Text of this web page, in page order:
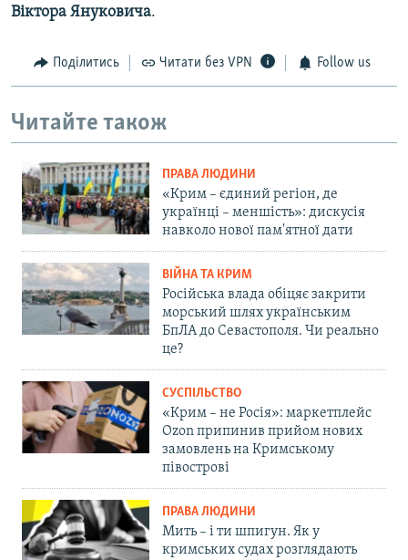
Віктора Януковича.
Поділитись Читати без VPN Follow us
Читайте також
ПРАВА ЛЮДИНИ
«Крим – єдиний регіон, де
українці – меншість»: дискусія
навколо нової пам'ятної дати
ВІЙНА ТА КРИМ
Російська влада обіцяє закрити
морський шлях українським
БпЛА до Севастополя. Чи реально
це?
СУСПІЛЬСТВО
«Крим – не Росія»: маркетплейс
Ozon припинив прийом нових
замовлень на Кримському
півострові
ПРАВА ЛЮДИНИ
Мить – і ти шпигун. Як у
кримських судах розглядають